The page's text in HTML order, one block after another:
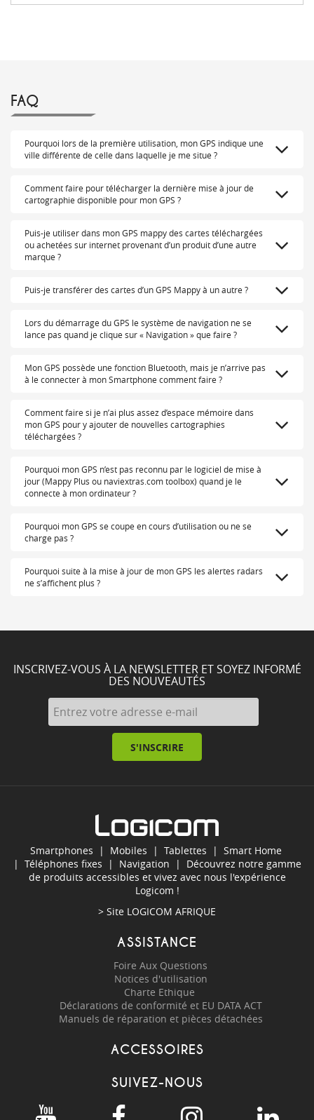
FAQ
Pourquoi lors de la première utilisation, mon GPS indique une
ville différente de celle dans laquelle je me situe ?
Comment faire pour télécharger la dernière mise à jour de
cartographie disponible pour mon GPS ?
Puis-je utiliser dans mon GPS mappy des cartes téléchargées
ou achetées sur internet provenant d’un produit d’une autre
marque ?
Puis-je transférer des cartes d’un GPS Mappy à un autre ?
Lors du démarrage du GPS le système de navigation ne se
lance pas quand je clique sur « Navigation » que faire ?
Mon GPS possède une fonction Bluetooth, mais je n’arrive pas
à le connecter à mon Smartphone comment faire ?
Comment faire si je n’ai plus assez d’espace mémoire dans
mon GPS pour y ajouter de nouvelles cartographies
téléchargées ?
Pourquoi mon GPS n’est pas reconnu par le logiciel de mise à
jour (Mappy Plus ou naviextras.com toolbox) quand je le
connecte à mon ordinateur ?
Pourquoi mon GPS se coupe en cours d’utilisation ou ne se
charge pas ?
Pourquoi suite à la mise à jour de mon GPS les alertes radars
ne s’affichent plus ?
INSCRIVEZ-VOUS À LA NEWSLETTER ET SOYEZ INFORMÉ
DES NOUVEAUTÉS
S'INSCRIRE
Smartphones | Mobiles | Tablettes | Smart Home
| Téléphones fixes | Navigation | Découvrez notre gamme
de produits accessibles et vivez avec nous l'expérience
Logicom !
> Site LOGICOM AFRIQUE
ASSISTANCE
Foire Aux Questions
Notices d'utilisation
Charte Ethique
Déclarations de conformité et EU DATA ACT
Manuels de réparation et pièces détachées
ACCESSOIRES
SUIVEZ-NOUS